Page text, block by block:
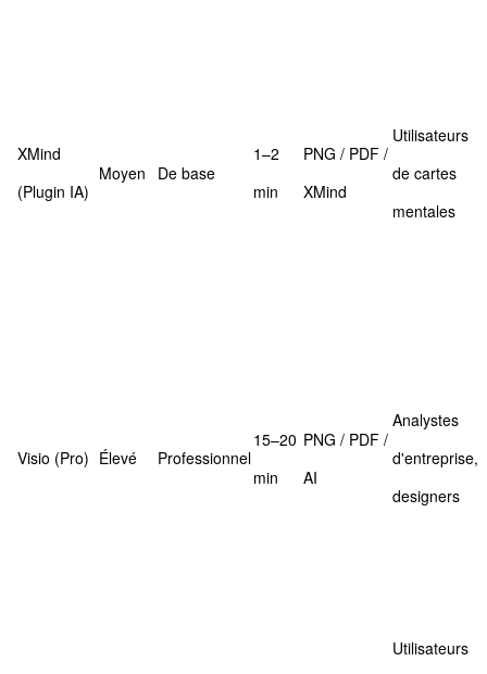
XMind
(Plugin IA)
Moyen De base
1–2
min
PNG / PDF /
XMind
Utilisateurs
de cartes
mentales
Visio (Pro) Élevé Professionnel
15–20
min
PNG / PDF /
AI
Analystes
d'entreprise,
designers
Utilisateurs